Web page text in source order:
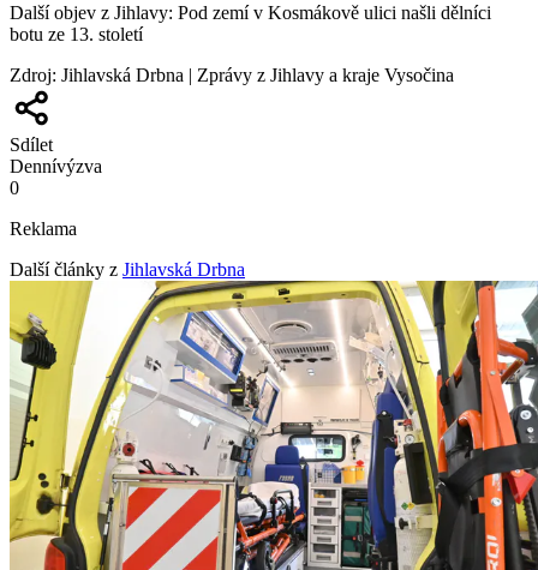
Další objev z Jihlavy: Pod zemí v Kosmákově ulici našli dělníci
botu ze 13. století
Zdroj: Jihlavská Drbna | Zprávy z Jihlavy a kraje Vysočina
Sdílet
Dennívýzva
0
Reklama
Další články z Jihlavská Drbna